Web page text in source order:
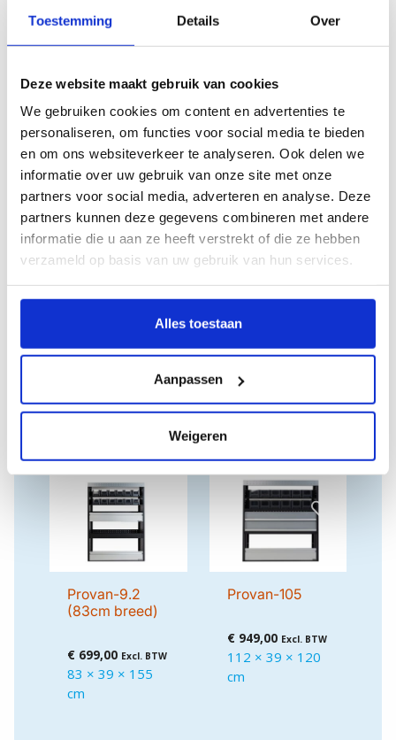
Toestemming Details Over
Deze website maakt gebruik van cookies
We gebruiken cookies om content en advertenties te
personaliseren, om functies voor social media te bieden
en om ons websiteverkeer te analyseren. Ook delen we
informatie over uw gebruik van onze site met onze
partners voor social media, adverteren en analyse. Deze
partners kunnen deze gegevens combineren met andere
informatie die u aan ze heeft verstrekt of die ze hebben
verzameld op basis van uw gebruik van hun services.
Alles toestaan
Aanpassen
Weigeren
Gerelateerde producten
Provan-116
€629,00 Excl. BTW
56 × 39 × 120
Provan-115
€679,00 Excl. BTW
112 × 39 × 120
cm
Provan-9.2
(83cm breed)
€ 699,00 Excl. BTW
83 × 39 × 155
cm
Provan-105
€949,00 Excl. BTW
112 × 39 × 120
cm